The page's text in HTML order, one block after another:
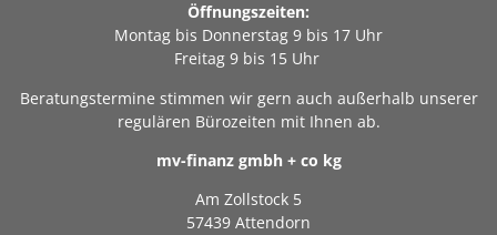
Öffnungszeiten:
Montag bis Donnerstag 9 bis 17 Uhr
Freitag 9 bis 15 Uhr
Beratungstermine stimmen wir gern auch außerhalb unserer
regulären Bürozeiten mit Ihnen ab.
mv-finanz gmbh + co kg
Am Zollstock 5
57439 Attendorn